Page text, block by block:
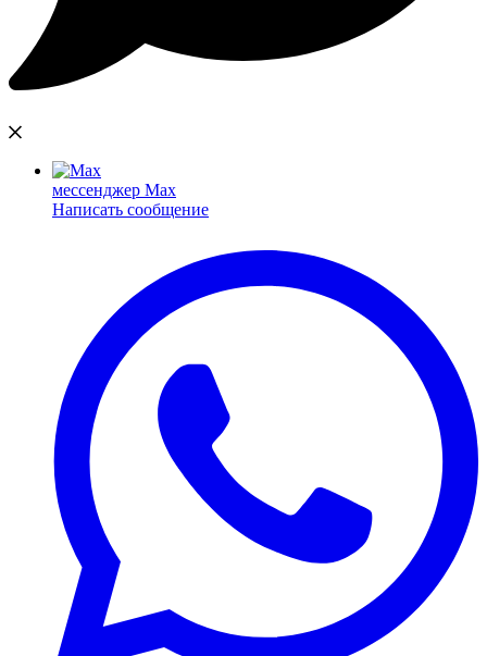
мессенджер Max
Написать сообщение